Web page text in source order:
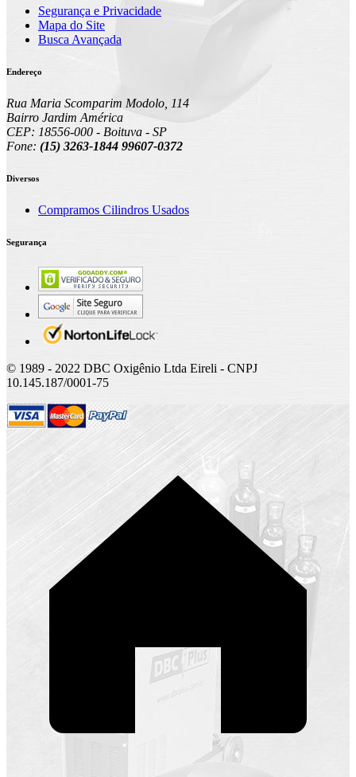
Segurança e Privacidade
Mapa do Site
Busca Avançada
Endereço
Rua Maria Scomparim Modolo, 114
Bairro Jardim América
CEP: 18556-000 - Boituva - SP
Fone: (15) 3263-1844 99607-0372
Diversos
Compramos Cilindros Usados
Segurança
© 1989 - 2022 DBC Oxigênio Ltda Eireli - CNPJ
10.145.187/0001-75